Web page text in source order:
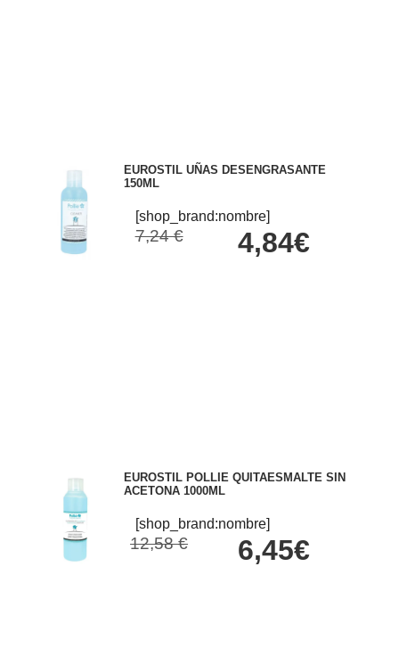
EUROSTIL UÑAS DESENGRASANTE
150ML
[shop_brand:nombre]
7,24 € 4,84€
EUROSTIL POLLIE QUITAESMALTE SIN
ACETONA 1000ML
[shop_brand:nombre]
12,58 € 6,45€